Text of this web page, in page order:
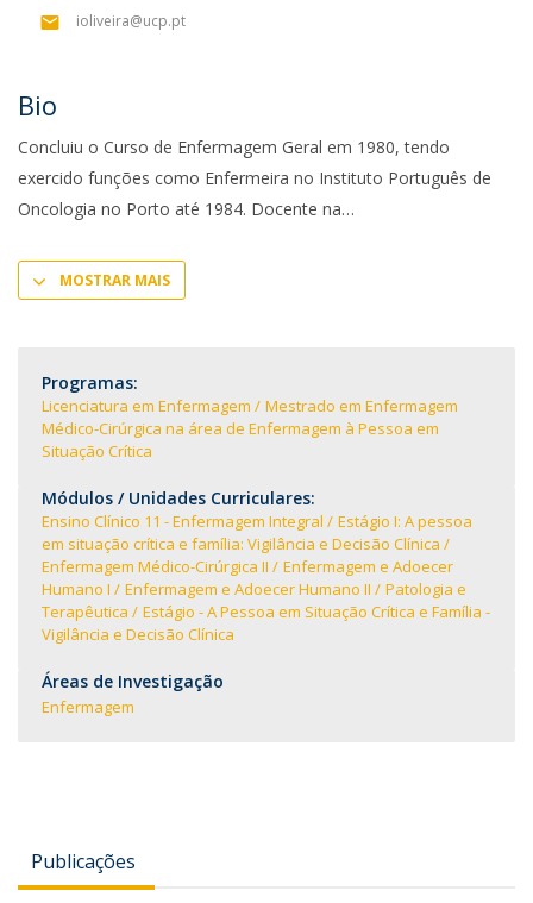
ioliveira@ucp.pt
Bio
Concluiu o Curso de Enfermagem Geral em 1980, tendo
exercido funções como Enfermeira no Instituto Português de
Oncologia no Porto até 1984. Docente na
MOSTRAR MAIS
Programas:
Licenciatura em Enfermagem
Mestrado em Enfermagem
Médico-Cirúrgica na área de Enfermagem à Pessoa em
Situação Crítica
Módulos / Unidades Curriculares:
Ensino Clínico 11 - Enfermagem Integral
Estágio I: A pessoa
em situação crítica e família: Vigilância e Decisão Clínica
Enfermagem Médico-Cirúrgica II
Enfermagem e Adoecer
Humano I
Enfermagem e Adoecer Humano II
Patologia e
Terapêutica
Estágio - A Pessoa em Situação Crítica e Família -
Vigilância e Decisão Clínica
Áreas de Investigação
Enfermagem
Publicações